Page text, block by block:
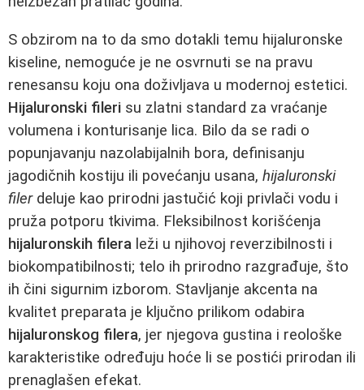
S obzirom na to da smo dotakli temu hijaluronske
kiseline, nemoguće je ne osvrnuti se na pravu
renesansu koju ona doživljava u modernoj estetici.
Hijaluronski fileri su zlatni standard za vraćanje
volumena i konturisanje lica. Bilo da se radi o
popunjavanju nazolabijalnih bora, definisanju
jagodičnih kostiju ili povećanju usana, hijaluronski
filerdeluje kao prirodni jastučić koji privlači vodu i
pruža potporu tkivima. Fleksibilnost korišćenja
hijaluronskih filera leži u njihovoj reverzibilnosti i
biokompatibilnosti; telo ih prirodno razgrađuje, što
ih čini sigurnim izborom. Stavljanje akcenta na
kvalitet preparata je ključno prilikom odabira
hijaluronskog filera, jer njegova gustina i reološke
karakteristike određuju hoće li se postići prirodan ili
prenaglašen efekat.